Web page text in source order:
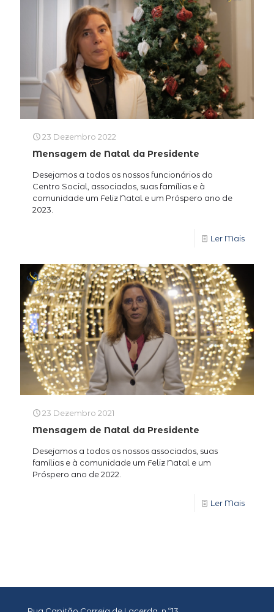
23 Dezembro 2022
Mensagem de Natal da Presidente
Desejamos a todos os nossos funcionários do
Centro Social, associados, suas famílias e à
comunidade um Feliz Natal e um Próspero ano de
2023.
Ler Mais
23 Dezembro 2021
Mensagem de Natal da Presidente
Desejamos a todos os nossos associados, suas
famílias e à comunidade um Feliz Natal e um
Próspero ano de 2022.
Ler Mais